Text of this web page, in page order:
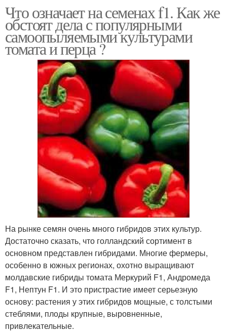
Что означает на семенах f1. Как же
обстоят дела с популярными
самоопыляемыми культурами
томата и перца ?
На рынке семян очень много гибридов этих культур.
Достаточно сказать, что голландский сортимент в
основном представлен гибридами. Многие фермеры,
особенно в южных регионах, охотно выращивают
молдавские гибриды томата Меркурий F1, Андромеда
F1, Нептун F1. И это пристрастие имеет серьезную
основу: растения у этих гибридов мощные, с толстыми
стеблями, плоды крупные, выровненные,
привлекательные.